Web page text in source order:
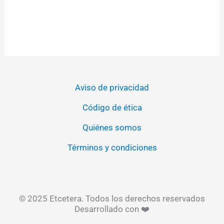
Aviso de privacidad
Código de ética
Quiénes somos
Términos y condiciones
© 2025 Etcetera. Todos los derechos reservados
Desarrollado con ❤️